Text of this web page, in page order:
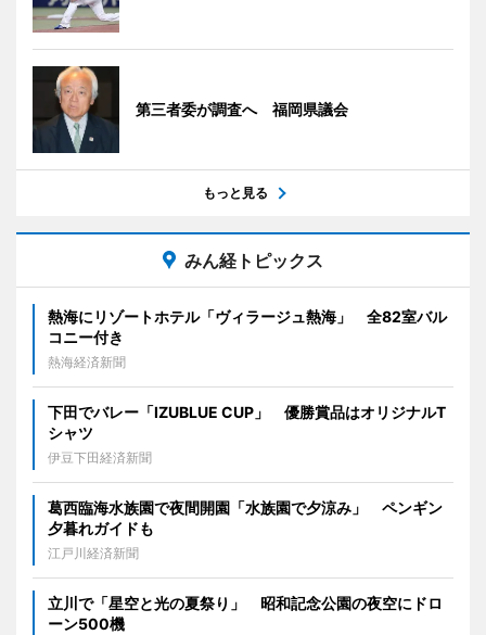
第三者委が調査へ 福岡県議会
もっと見る
みん経トピックス
熱海にリゾートホテル「ヴィラージュ熱海」 全82室バル
コニー付き
熱海経済新聞
下田でバレー「IZUBLUE CUP」 優勝賞品はオリジナルT
シャツ
伊豆下田経済新聞
葛西臨海水族園で夜間開園「水族園で夕涼み」 ペンギン
夕暮れガイドも
江戸川経済新聞
立川で「星空と光の夏祭り」 昭和記念公園の夜空にドロ
ーン500機